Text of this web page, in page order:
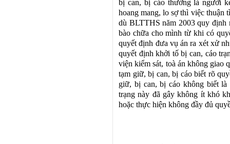
bị can, bị cáo thường là người
hoang mang, lo sợ thì việc thuận
dù BLTTHS năm 2003 quy
bào chữa cho mình từ khi có
quyết định đưa vụ án ra xét xử
quyết định khởi tố bị can, cáo
viện kiểm sát, toà án không giao
tạm giữ, bị can, bị cáo biết rõ
giữ, bị can, bị cáo không biết
trạng này đã gây không ít khó
hoặc thực hiện không đầy đủ